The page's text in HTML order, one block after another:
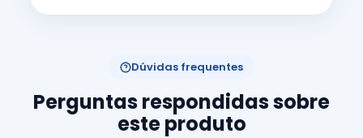
Dúvidas frequentes
Perguntas respondidas sobre
este produto